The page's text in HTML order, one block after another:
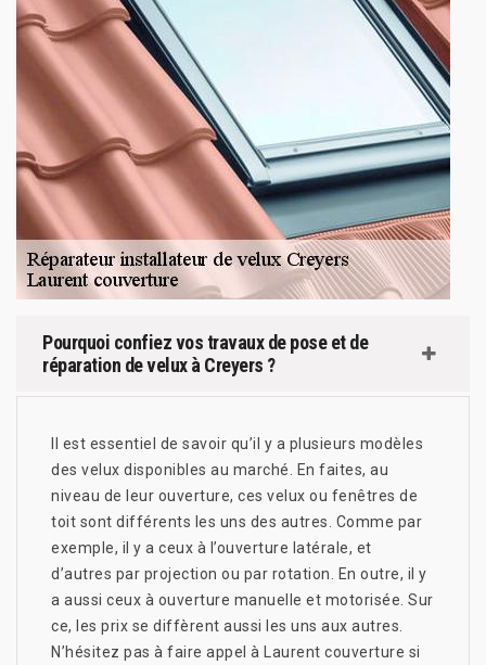
Pourquoi confiez vos travaux de pose et de
réparation de velux à Creyers ?
Il est essentiel de savoir qu’il y a plusieurs modèles
des velux disponibles au marché. En faites, au
niveau de leur ouverture, ces velux ou fenêtres de
toit sont différents les uns des autres. Comme par
exemple, il y a ceux à l’ouverture latérale, et
d’autres par projection ou par rotation. En outre, il y
a aussi ceux à ouverture manuelle et motorisée. Sur
ce, les prix se diffèrent aussi les uns aux autres.
N’hésitez pas à faire appel à Laurent couverture si